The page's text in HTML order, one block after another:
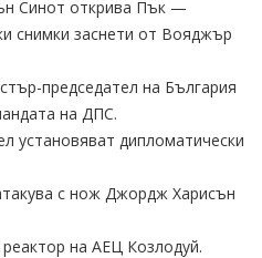
Синот открива Пък —
снимки заснети от Вояджър
председател на България
на ДПС.
установяват дипломатически
с нож Джордж Харисън
на АЕЦ Козлодуй.